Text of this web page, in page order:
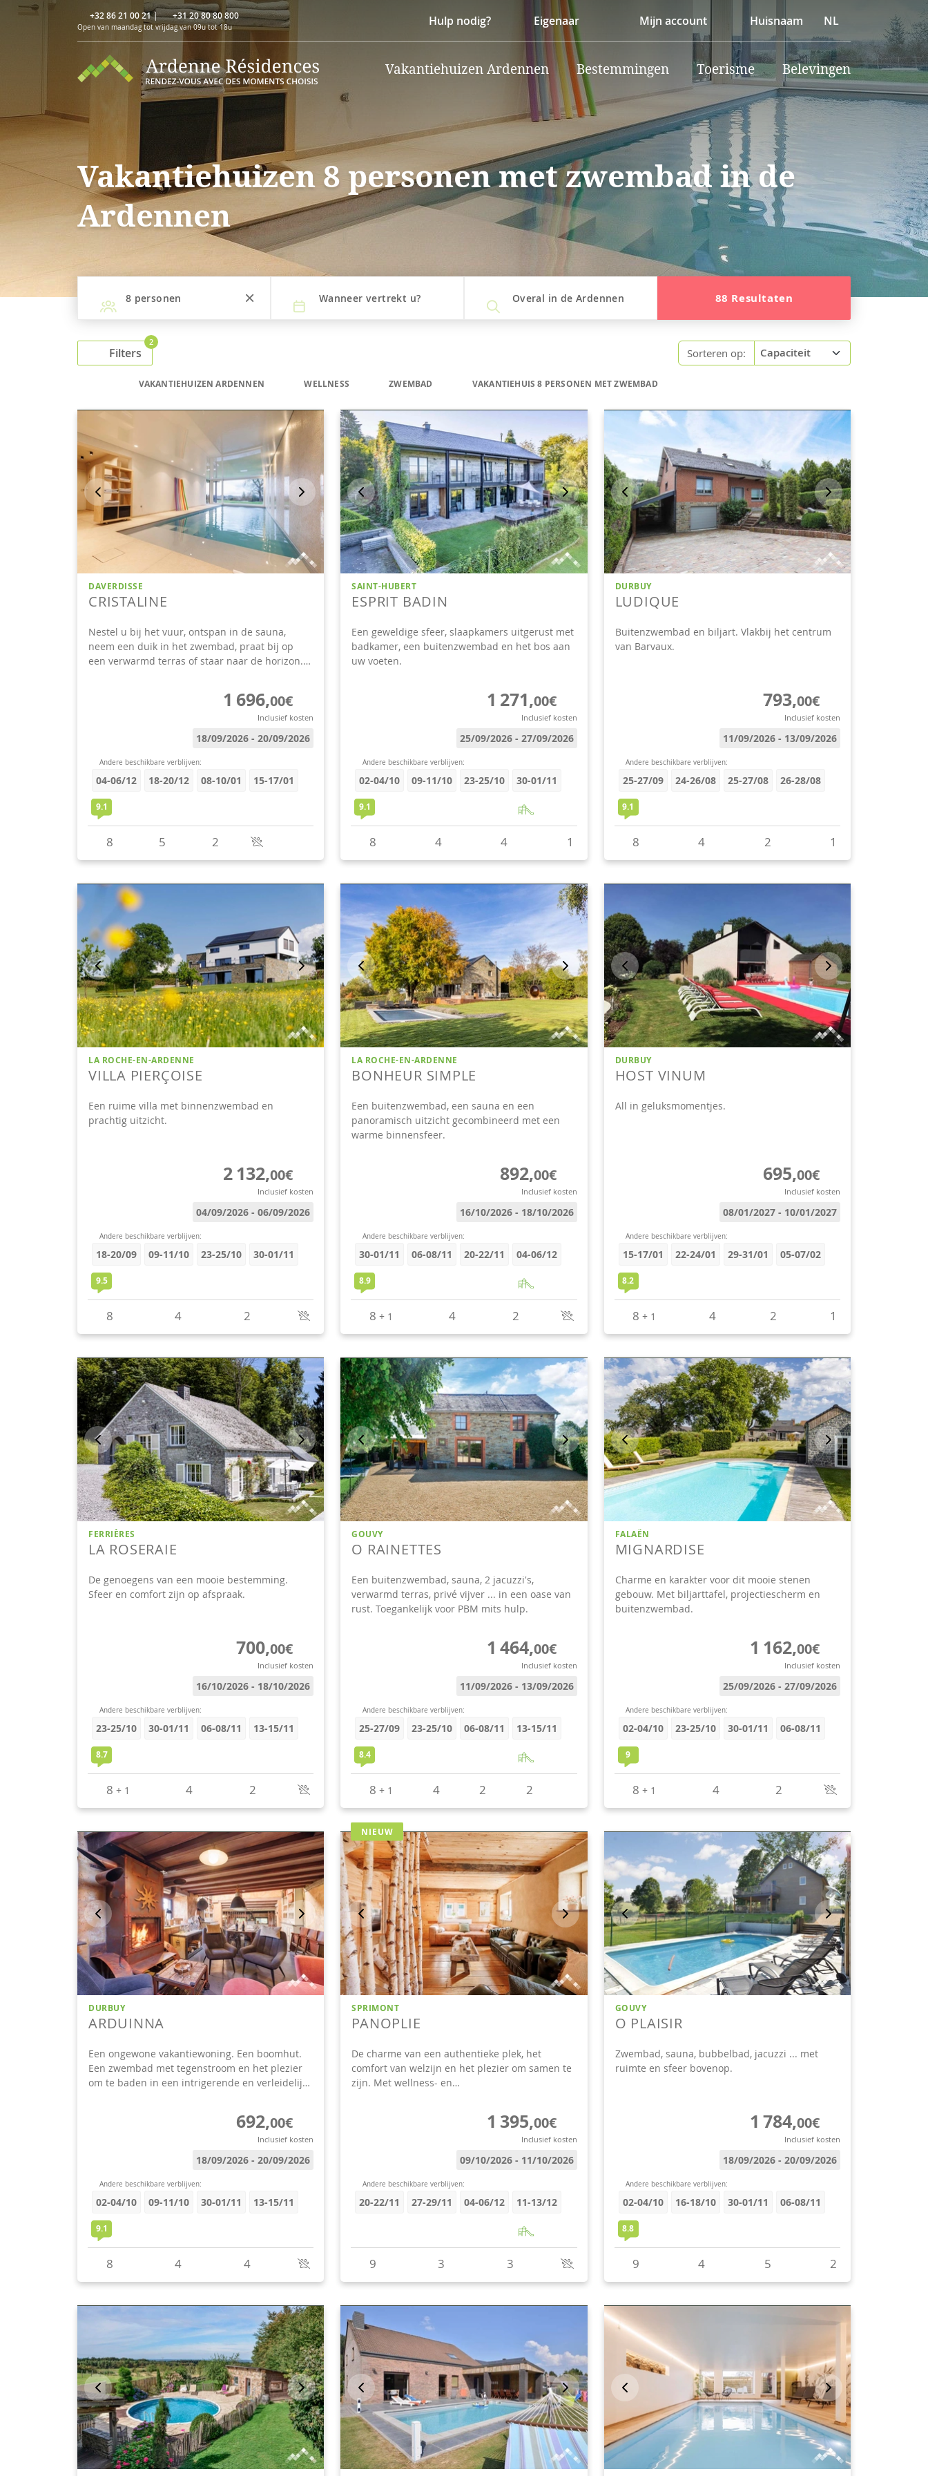
+32 86 21 00 21| +31 20 80 80 800
Open van maandag tot vrijdag van 09u tot 18u Hulp nodig? Eigenaar Mijn account Huisnaam NL
Vakantiehuizen Ardennen Bestemmingen Toerisme Belevingen
Vakantiehuizen 8 personen met zwembad in de
Ardennen
8 personen Wanneer vertrekt u? Overal in de Ardennen 88 Resultaten
Filters
2
Sorteren op:
VAKANTIEHUIZEN ARDENNEN WELLNESS ZWEMBAD VAKANTIEHUIS 8 PERSONEN MET ZWEMBAD